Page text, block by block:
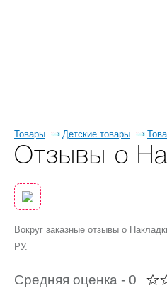
Товары Детские товары
Отзывы о
Вокруг заказные отзывы о
РУ.
Средняя оценка - 0